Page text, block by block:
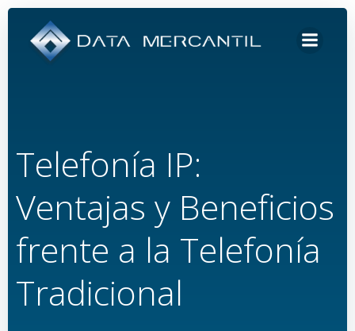
Saltar
contenido
Telefonía IP:
Ventajas y Beneficios
frente a la Telefonía
Tradicional